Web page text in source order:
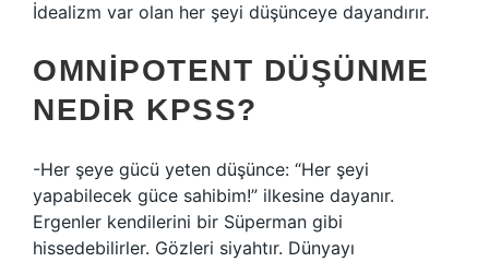
İdealizm var olan her şeyi düşünceye dayandırır.
OMNIPOTENT DÜŞÜNME
NEDIR KPSS?
-Her şeye gücü yeten düşünce: “Her şeyi
yapabilecek güce sahibim!” ilkesine dayanır.
Ergenler kendilerini bir Süperman gibi
hissedebilirler. Gözleri siyahtır. Dünyayı